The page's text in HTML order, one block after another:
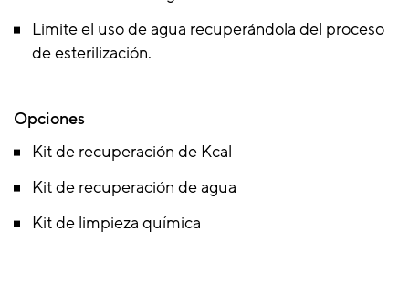
Limite el uso de agua recuperándola del proceso
de esterilización.
Opciones
Kit de recuperación de Kcal
Kit de recuperación de agua
Kit de limpieza química